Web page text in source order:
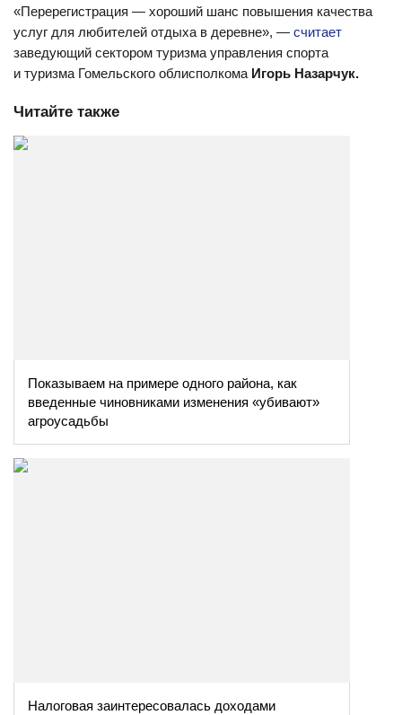
«Перерегистрация — хороший шанс повышения качества
услуг для любителей отдыха в деревне», — считает
заведующий сектором туризма управления спорта
и туризма Гомельского облисполкома Игорь Назарчук.
Читайте также
Показываем на примере одного района, как
введенные чиновниками изменения «убивают»
агроусадьбы
Налоговая заинтересовалась доходами